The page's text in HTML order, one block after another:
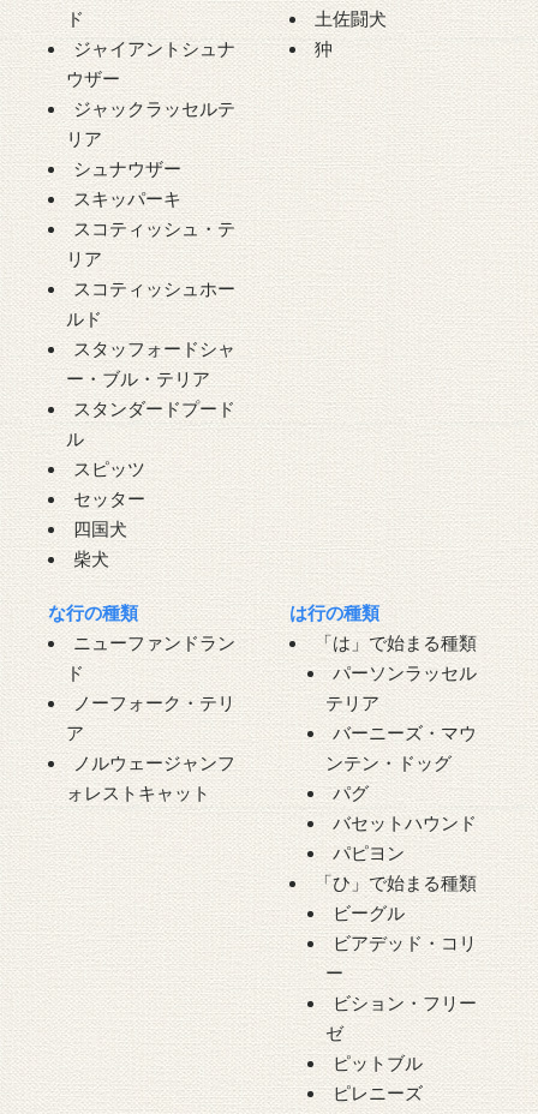
ド
ジャイアントシュナ
ウザー
ジャックラッセルテ
リア
シュナウザー
スキッパーキ
スコティッシュ・テ
リア
スコティッシュホー
ルド
スタッフォードシャ
ー・ブル・テリア
スタンダードプード
ル
スピッツ
セッター
四国犬
柴犬
土佐闘犬
狆
な行の種類
ニューファンドラン
ド
ノーフォーク・テリ
ア
ノルウェージャンフ
ォレストキャット
は行の種類
「は」で始まる種類
パーソンラッセル
テリア
バーニーズ・マウ
ンテン・ドッグ
パグ
バセットハウンド
パピヨン
「ひ」で始まる種類
ビーグル
ビアデッド・コリ
ー
ビション・フリー
ゼ
ピットブル
ピレニーズ